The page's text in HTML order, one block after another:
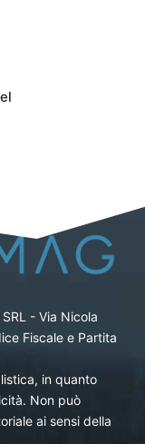
- Via Nicola
Fiscale e Partita
in quanto
Non può
ai sensi della